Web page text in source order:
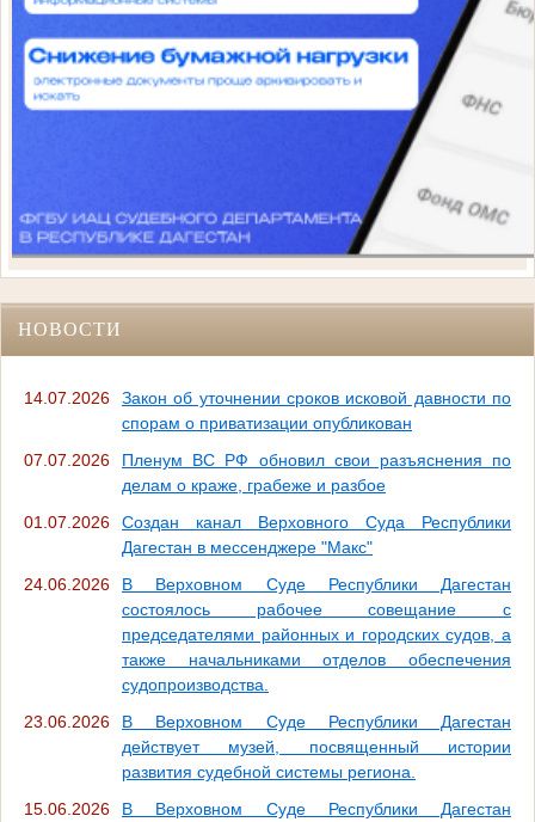
НОВОСТИ
14.07.2026
Закон об уточнении сроков исковой давности по
спорам о приватизации опубликован
07.07.2026
Пленум ВС РФ обновил свои разъяснения по
делам о краже, грабеже и разбое
01.07.2026
Создан канал Верховного Суда Республики
Дагестан в мессенджере "Макс"
24.06.2026
В Верховном Суде Республики Дагестан
состоялось рабочее совещание с
председателями районных и городских судов, а
также начальниками отделов обеспечения
судопроизводства.
23.06.2026
В Верховном Суде Республики Дагестан
действует музей, посвященный истории
развития судебной системы региона.
15.06.2026
В Верховном Суде Республики Дагестан